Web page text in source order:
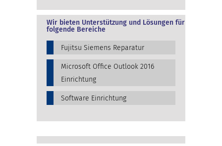
Wir bieten Unterstützung und Lösungen für
folgende Bereiche
Fujitsu Siemens Reparatur
Microsoft Office Outlook 2016
Einrichtung
Software Einrichtung